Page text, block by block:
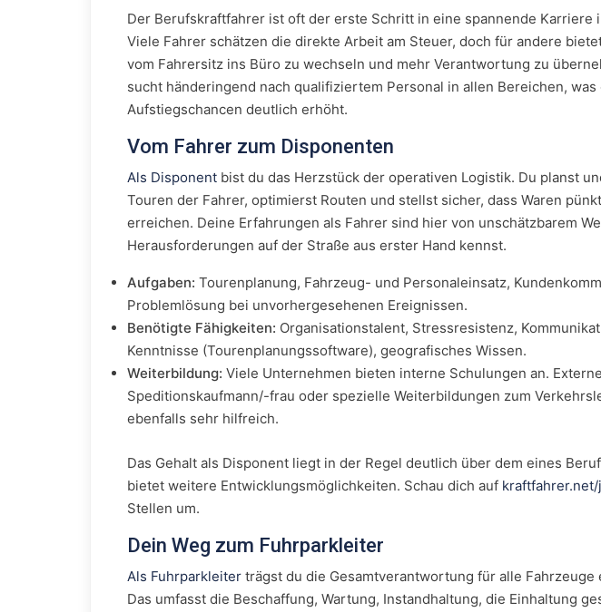
Der Berufskraftfahrer ist oft der erste Schritt in eine spannende Karriere
Viele Fahrer schätzen die direkte Arbeit am Steuer, doch für andere
vom Fahrersitz ins Büro zu wechseln und mehr Verantwortung zu
sucht händeringend nach qualifiziertem Personal in allen Bereichen, was
Aufstiegschancen deutlich erhöht.
Vom Fahrer zum Disponenten
Als Disponent bist du das Herzstück der operativen Logistik. Du planst
Touren der Fahrer, optimierst Routen und stellst sicher, dass Waren
erreichen. Deine Erfahrungen als Fahrer sind hier von unschätzbarem
Herausforderungen auf der Straße aus erster Hand kennst.
Aufgaben: Tourenplanung, Fahrzeug- und Personaleinsatz,
Problemlösung bei unvorhergesehenen Ereignissen.
Benötigte Fähigkeiten: Organisationstalent, Stressresistenz,
Kenntnisse (Tourenplanungssoftware), geografisches Wissen.
Weiterbildung: Viele Unternehmen bieten interne Schulungen an.
Speditionskaufmann/-frau oder spezielle Weiterbildungen zum
ebenfalls sehr hilfreich.
Das Gehalt als Disponent liegt in der Regel deutlich über dem eines
bietet weitere Entwicklungsmöglichkeiten. Schau dich auf
Stellen um.
Dein Weg zum Fuhrparkleiter
Als Fuhrparkleiter trägst du die Gesamtverantwortung für alle Fahrzeuge
Das umfasst die Beschaffung, Wartung, Instandhaltung, die Einhaltung